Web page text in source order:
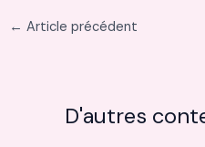
← Article précédent
D'autres